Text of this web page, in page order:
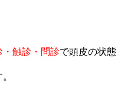
・触診・問診で頭皮の状態